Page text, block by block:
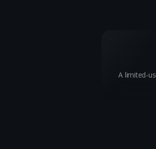
A limited-